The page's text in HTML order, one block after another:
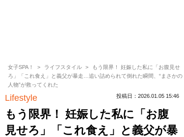
女子SPA！ ライフスタイル
もう限界！ 妊娠した私に「お腹見せ
ろ」「これ食え」と義父が暴走…追い詰められて倒れた瞬間、“まさかの
人物”が救ってくれた
Lifestyle 投稿日：2026.01.05 15:46
もう限界！ 妊娠した私に「お腹
見せろ」「これ食え」と義父が暴